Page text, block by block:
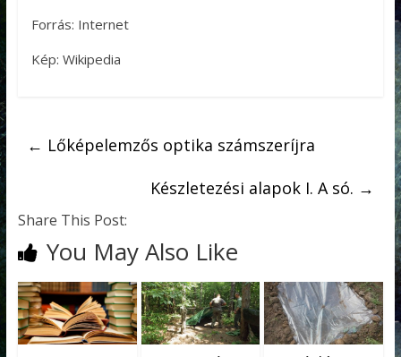
Forrás: Internet
Kép: Wikipedia
← Lőképelemzős optika számszeríjra
Készletezési alapok I. A só. →
Share This Post:
You May Also Like